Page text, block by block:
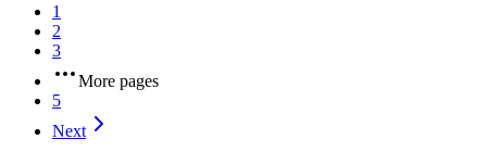
1
2
3
More pages
5
Next